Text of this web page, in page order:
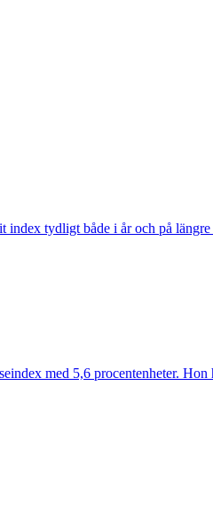
tydligt både i år och på
med 5,6 procentenheter.